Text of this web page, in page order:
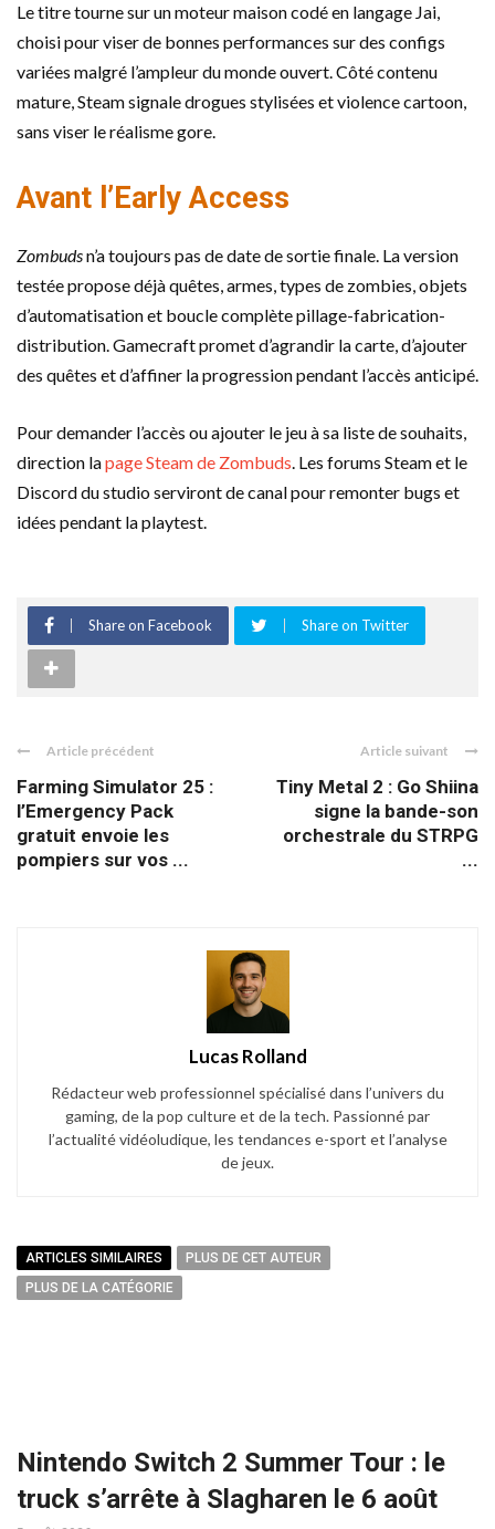
Le titre tourne sur un moteur maison codé en langage Jai,
choisi pour viser de bonnes performances sur des configs
variées malgré l’ampleur du monde ouvert. Côté contenu
mature, Steam signale drogues stylisées et violence cartoon,
sans viser le réalisme gore.
Avant l’Early Access
Zombudsn’a toujours pas de date de sortie finale. La version
testée propose déjà quêtes, armes, types de zombies, objets
d’automatisation et boucle complète pillage-fabrication-
distribution. Gamecraft promet d’agrandir la carte, d’ajouter
des quêtes et d’affiner la progression pendant l’accès anticipé.
Pour demander l’accès ou ajouter le jeu à sa liste de souhaits,
direction lapage Steam de Zombuds. Les forums Steam et le
Discord du studio serviront de canal pour remonter bugs et
idées pendant la playtest.
Share on Facebook Share on Twitter
Article précédent
Farming Simulator 25 :
l’Emergency Pack
gratuit envoie les
pompiers sur vos ...
Article suivant
Tiny Metal 2 : Go Shiina
signe la bande-son
orchestrale du STRPG
...
Lucas Rolland
Rédacteur web professionnel spécialisé dans l’univers du
gaming, de la pop culture et de la tech. Passionné par
l’actualité vidéoludique, les tendances e-sport et l’analyse
de jeux.
ARTICLES SIMILAIRES
PLUS DE CET AUTEUR
PLUS DE LA CATÉGORIE
Nintendo Switch 2 Summer Tour : le
truck s’arrête à Slagharen le 6 août